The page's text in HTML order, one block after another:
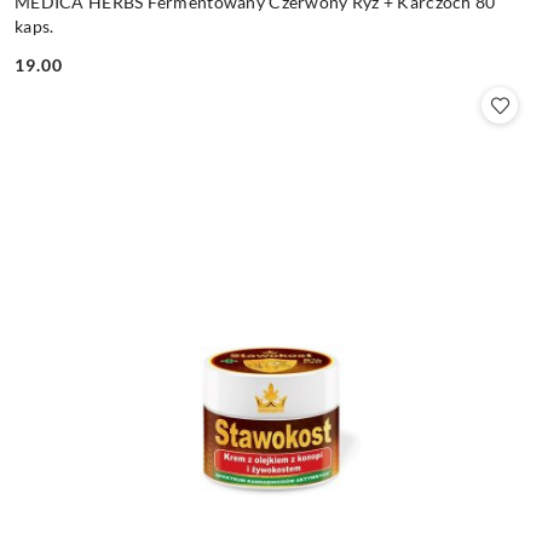
kaps.
Cena:
19.00